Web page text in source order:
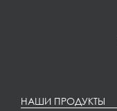
НАШИ ПРОДУКТЫ